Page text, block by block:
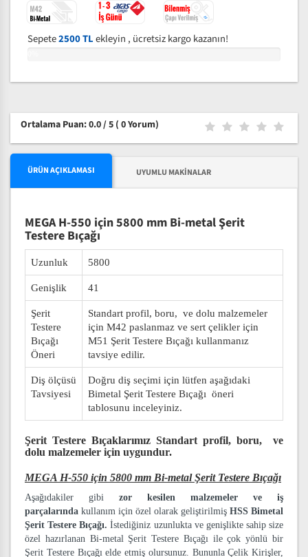
Sepete2500 TLekleyin , ücretsiz kargo kazanın!
Ortalama Puan: 0.0 / 5 ( 0 Yorum)
ÜRÜN AÇIKLAMASI UYUMLU MAKINALAR
MEGA H-550 için 5800 mm Bi-metal Şerit
Testere Bıçağı
Uzunluk 5800
Genişlik 41
Şerit
Testere
Bıçağı
Öneri
Standart profil, boru, ve dolu malzemeler
için M42 paslanmaz ve sert çelikler için
M51 Şerit Testere Bıçağı kullanmanız
tavsiye edilir.
Diş ölçüsü
Tavsiyesi
Doğru diş seçimi için lütfen aşağıdaki
Bimetal Şerit Testere Bıçağı öneri
tablosunu inceleyiniz.
Şerit Testere Bıçaklarımız Standart profil, boru, ve
dolu malzemeler için uygundur.
MEGA H-550 için 5800 mm Bi-metal Şerit Testere Bıçağı
Aşağıdakiler gibi zor kesilen malzemeler ve iş
parçalarında kullanım için özel olarak geliştirilmiş HSS Bimetal
Şerit Testere Bıçağı.İstediğiniz uzunlukta ve genişlikte sahip size
özel hazırlanan Bi-metal Şerit Testere Bıçağı ile çok yönlü bir
Şerit Testere Bıçağı elde etmiş olursunuz. Bununla Çelik Kirişler,